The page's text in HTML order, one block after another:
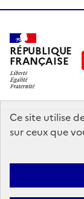
Ce site utilise
sur ceux que
RÉPUBLIQUE
FRANÇAISE
education.gouv.fr